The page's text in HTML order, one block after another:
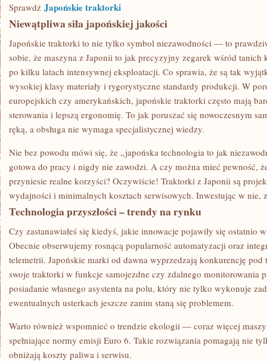
Sprawdź Japońskie traktorki
Niewątpliwa siła japońskiej jakości
Japońskie traktorki to nie tylko symbol niezawodności — to
sobie, że maszyna z Japonii to jak precyzyjny zegarek wśród tanich
po kilku latach intensywnej eksploatacji. Co sprawia, że są tak
wysokiej klasy materiały i rygorystyczne standardy produkcji. W
europejskich czy amerykańskich, japońskie traktorki często mają
sterowania i lepszą ergonomię. To jak poruszać się nowoczesnym
ręką, a obsługa nie wymaga specjalistycznej wiedzy.
Nie bez powodu mówi się, że „japońska technologia to jak
gotowa do pracy i nigdy nie zawodzi. A czy można mieć pewność,
przyniesie realne korzyści? Oczywiście! Traktorki z Japonii są
wydajności i minimalnych kosztach serwisowych. Inwestując w nie,
Technologia przyszłości – trendy na rynku
Czy zastanawiałeś się kiedyś, jakie innowacje pojawiły się ostatnio
Obecnie obserwujemy rosnącą popularność automatyzacji oraz
telemetrii. Japońskie marki od dawna wyprzedzają konkurencję
swoje traktorki w funkcje samojezdne czy zdalnego monitorowania
posiadanie własnego asystenta na polu, który nie tylko wykonuje
ewentualnych usterkach jeszcze zanim staną się problemem.
Warto również wspomnieć o trendzie ekologii — coraz więcej
spełniające normy emisji Euro 6. Takie rozwiązania pomagają nie
obniżają koszty paliwa i serwisu.